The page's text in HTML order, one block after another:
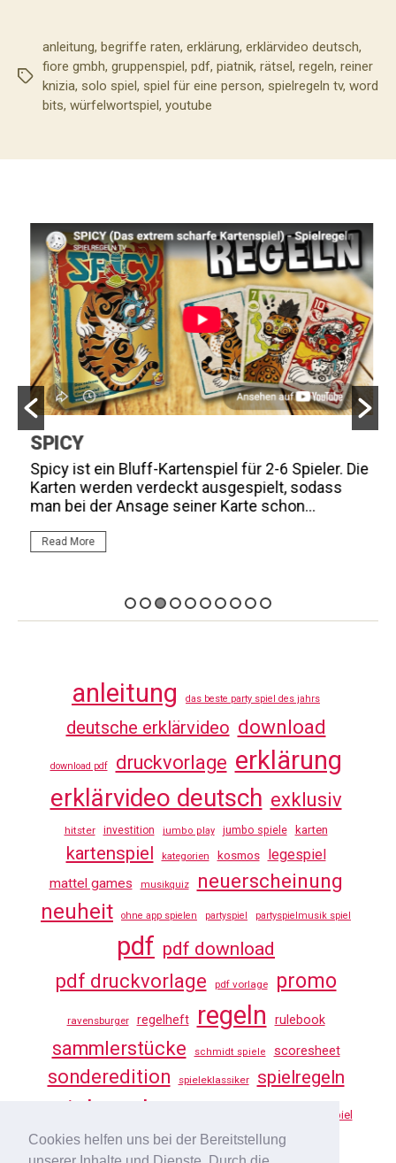
Cookies helfen uns bei der Bereitstellung
Schlagwörter
anleitung, begriffe raten, erklärung, erklärvideo deutsch,
fiore gmbh, gruppenspiel, pdf, piatnik, rätsel, regeln, reiner
knizia, solo spiel, spiel für eine person, spielregeln tv, word
bits, würfelwortspiel, youtube
SPICY
Spicy ist ein Bluff-Kartenspiel für 2-6 Spieler. Die
Karten werden verdeckt ausgespielt, sodass
man bei der Ansage seiner Karte schon...
Read More
anleitung das beste party spiel des jahrs
deutsche erklärvideo download
download pdf druckvorlage erklärung
erklärvideo deutsch exklusiv
hitster investition jumbo play jumbo spiele karten
kartenspiel kategorien kosmos legespiel
mattel games musikquiz neuerscheinung
neuheit ohne app spielen partyspiel partyspielmusik spiel
pdf pdf download
pdf druckvorlage pdf vorlage promo
ravensburger regelheft regeln rulebook
sammlerstücke schmidt spiele scoresheet
sonderedition spieleklassiker spielregeln
spielregeln tv würfelspiel
youtube